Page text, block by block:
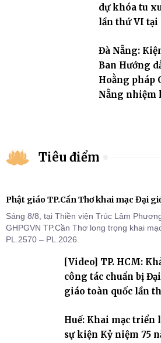
dự khóa tu
lần thứ VI tại
Đà Nẵng:
Ban Hướng
Hoằng pháp
Nẵng nhiệm
Tiêu điểm
Phật giáo TP.Cần Thơ khai mạc Đại
Sáng 8/8, tại Thiền viện Trúc Lâm
GHPGVN TP.Cần Thơ long trọng khai
PL.2570 – PL.2026.
[Video] TP. HCM:
công tác chuẩn bị
giáo toàn quốc lần
Huế: Khai mạc triển
sự kiện Kỷ niệm 75